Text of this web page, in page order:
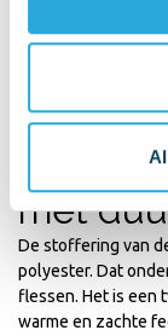
• Rugleuning
• Wielen geschikt
met
De stoffering van
polyester. Dat
flessen. Het is een
warme en zachte